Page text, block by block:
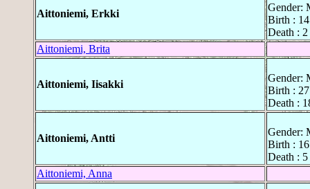
Aittoniemi, Erkki
Gender:
Birth :
Death :
Aittoniemi, Brita
Aittoniemi, Iisakki
Gender:
Birth :
Death :
Aittoniemi, Antti
Gender:
Birth :
Death :
Aittoniemi, Anna